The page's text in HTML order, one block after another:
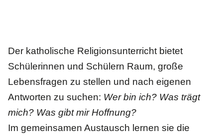
Der katholische Religionsunterricht bietet
Schülerinnen und Schülern Raum, große
Lebensfragen zu stellen und nach eigenen
Antworten zu suchen: Wer bin ich? Was trägt
mich? Was gibt mir Hoffnung?
Im gemeinsamen Austausch lernen sie die